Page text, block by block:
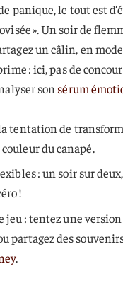
panique, le tout est
». Un soir de
un câlin, en
: ici, pas de
son sérum
tentation de
du canapé.
: un soir sur
!
jeu : tentez une
partagez des
.